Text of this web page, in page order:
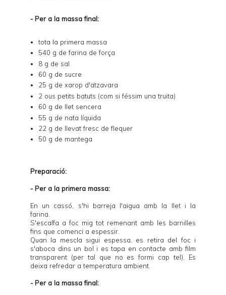
- Per a la massa final:
tota la primera massa
540 g de farina de força
8 g de sal
60 g de sucre
25 g de xarop d'atzavara
2 ous petits batuts (com si féssim una truita)
60 g de llet sencera
55 g de nata líquida
22 g de llevat fresc de flequer
50 g de mantega
Preparació:
- Per a la primera massa:
En un cassó, s'hi barreja l'aigua amb la llet i la
farina.
S'escalfa a foc mig tot remenant amb les barnilles
fins que comenci a espessir.
Quan la mescla sigui espessa, es retira del foc i
s'aboca dins un bol i es tapa en contacte amb film
transparent (per tal que no es formi cap tel). Es
deixa refredar a temperatura ambient.
- Per a la massa final: